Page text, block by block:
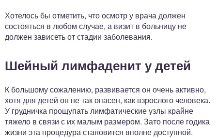
Хотелось бы отметить, что осмотр у врача должен
состояться в любом случае, а визит в больницу не
должен зависеть от стадии заболевания.
Шейный лимфаденит у детей
К большому сожалению, развивается он очень активно,
хотя для детей он не так опасен, как взрослого человека.
У грудничка прощупать лимфатические узлы крайне
тяжело в связи с их малым размером. Зато после годика
жизни эта процедура становится вполне доступной.